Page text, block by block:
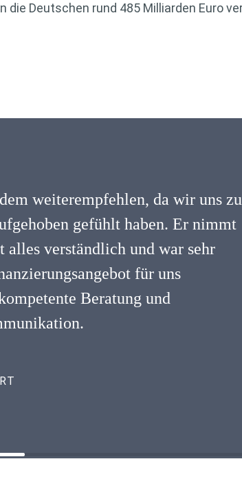
die Deutschen rund 485 Milliarden Euro
weiterempfehlen, da wir uns zu
gefühlt haben. Er nimmt
verständlich und war sehr
für uns
Beratung und